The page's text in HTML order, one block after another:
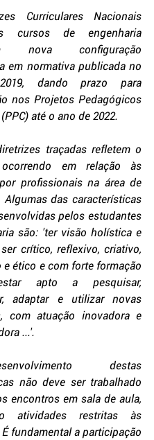
Curriculares Nacionais
cursos de engenharia
nova configuração
em normativa publicada no
dando prazo para
nos Projetos Pedagógicos
até o ano de 2022.
traçadas refletem o
em relação às
profissionais na área de
Algumas das características
pelos estudantes
são: 'ter visão holística e
crítico, reflexivo, criativo,
ético e com forte formação
apto a pesquisar,
adaptar e utilizar novas
com atuação inovadora e
...'.
destas
não deve ser trabalhado
encontros em sala de aula,
atividades restritas às
fundamental a participação